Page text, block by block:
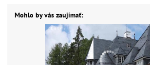
Mohlo by vás zaujímať: